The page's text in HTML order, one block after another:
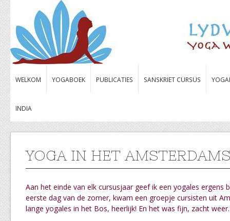
WELKOM YOGABOEK PUBLICATIES SANSKRIET CURSUS
INDIA
YOGA IN HET
Aan het einde van elk cursusjaar geef ik een yogales ergens
eerste dag van de zomer, kwam een groepje cursisten uit
lange yogales in het Bos, heerlijk! En het was fijn, zacht weer.